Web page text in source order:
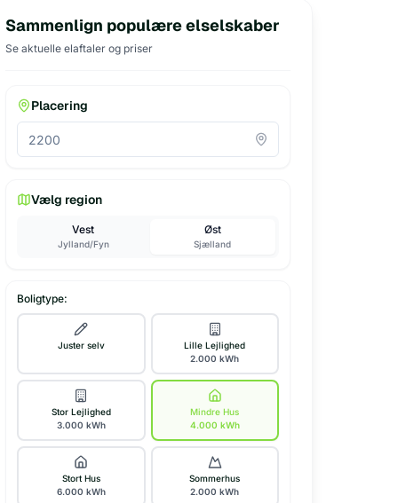
Sammenlign populære elselskaber
Se aktuelle elaftaler og priser
Placering
Vælg region
Vest
Jylland/Fyn
Øst
Sjælland
Boligtype:
Juster selv
Lille Lejlighed
2.000 kWh
Stor Lejlighed
3.000 kWh
Mindre Hus
4.000 kWh
Stort Hus
6.000 kWh
Sommerhus
2.000 kWh